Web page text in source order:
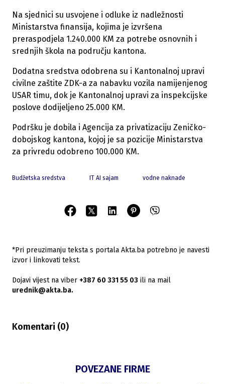
Na sjednici su usvojene i odluke iz nadležnosti
Ministarstva finansija, kojima je izvršena
preraspodjela 1.240.000 KM za potrebe osnovnih i
srednjih škola na području kantona.
Dodatna sredstva odobrena su i Kantonalnoj upravi
civilne zaštite ZDK-a za nabavku vozila namijenjenog
USAR timu, dok je Kantonalnoj upravi za inspekcijske
poslove dodijeljeno 25.000 KM.
Podršku je dobila i Agencija za privatizaciju Zeničko-
dobojskog kantona, kojoj je sa pozicije Ministarstva
za privredu odobreno 100.000 KM.
Budžetska sredstva IT AI sajam vodne naknade
*Pri preuzimanju teksta s portala Akta.ba potrebno je navesti
izvor i linkovati tekst.
Dojavi vijest na viber +387 60 331 55 03 ili na mail
urednik@akta.ba.
Komentari (0)
POVEZANE FIRME